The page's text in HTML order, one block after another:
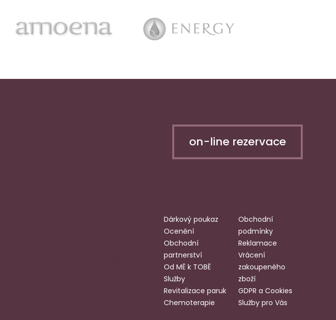
Dárkový poukaz
Ocenění
Obchodní
partnerství
Od MĚ k TOBĚ
Služby
Revitalizace paruk
Chemoterapie
Obchodní
podmínky
Reklamace
Vrácení
zakoupeného
zboží
GDPR a Cookies
Služby pro Vás
on-line rezervace